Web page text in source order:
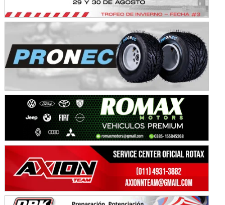
KDO - F6
Ciudad de Trenque Lauquen (Asfalto)
Trenque Lauquen (Buenos Aires)
ENTRERRIANO - F6 (POSTERGADA)
Parque de la Velocidad (Asfalto)
Villaguay (Entre Ríos)
VICTORIENSE - F7
El Cerro (Tierra)
Victoria (Entre Ríos)
PATAGONICO - F6
Moto Club Reginense (Tierra)
Gral. E. Godoy (Río Negro)
CSK - F7
Humboldt (Santa Fe)